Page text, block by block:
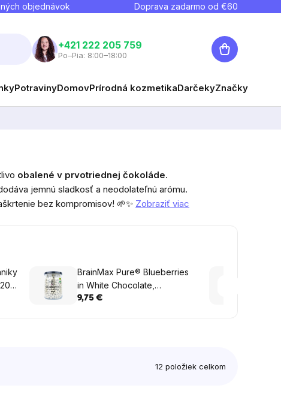
objednávok Doprava zadarmo od €60
+421 222 205 759
Po–Pia: 8:00–18:00
Nákupný
košík
PotravinyDomovPrírodná kozmetikaDarčekyZnačky
obalené v prvotriednej čokoláde.
jemnú sladkosť a neodolateľnú arómu.
bez kompromisov! 🌱✨ Zobraziť viac
BrainMax Pure® Blueberries
in White Chocolate,
Lyofilizované čučoriedky v
9,75 €
12 položiek celkom